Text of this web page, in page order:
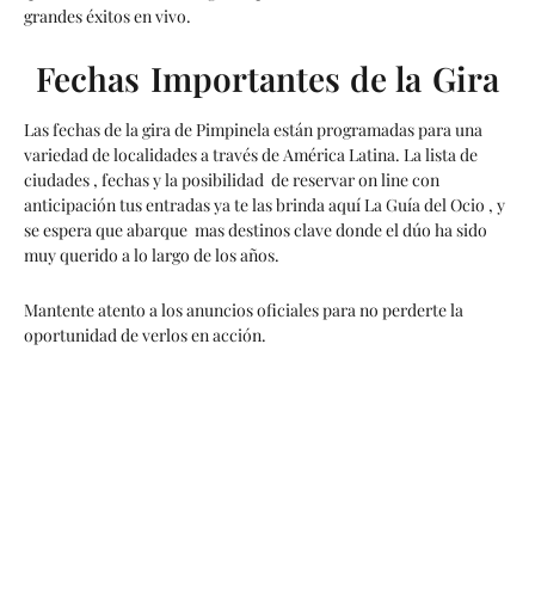
grandes éxitos en vivo.
Fechas Importantes de la Gira
Las fechas de la gira de Pimpinela están programadas para una
variedad de localidades a través de América Latina. La lista de
ciudades , fechas y la posibilidad de reservar on line con
anticipación tus entradas ya te las brinda aquí La Guía del Ocio , y
se espera que abarque mas destinos clave donde el dúo ha sido
muy querido a lo largo de los años.
Mantente atento a los anuncios oficiales para no perderte la
oportunidad de verlos en acción.